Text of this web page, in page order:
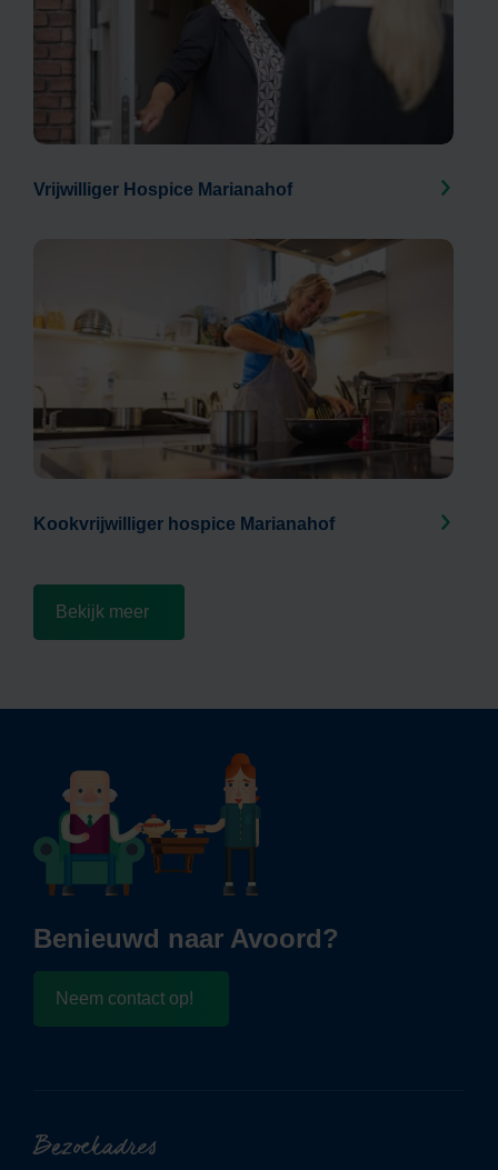
Vrijwilliger Hospice Marianahof
Kookvrijwilliger hospice Marianahof
Bekijk meer
Benieuwd naar Avoord?
Neem contact op!
Bezoekadres